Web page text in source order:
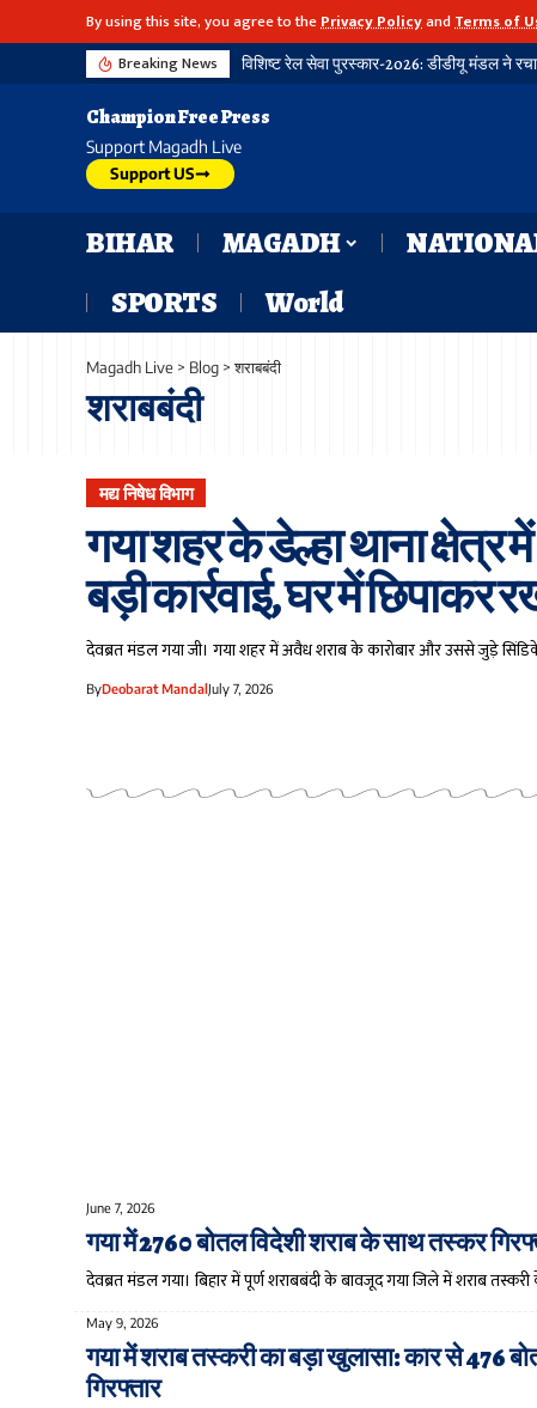
By using this site, you agree to thePrivacy PolicyandTerms of
Breaking News विशिष्ट रेल सेवा पुरस्कार-2026: डीडीयू मंडल ने रचा
Champion Free Press
Support Magadh Live
Support US
BIHAR MAGADH
SPORTS
World
Magadh Live > Blog >शराबबंदी
शराबबंदी
मद्य निषेध विभाग
गया शहर के डेल्हा थाना क्षेत्र
बड़ी कार्रवाई, घर में छिपाकर
देवब्रत मंडल गया जी। गया शहर में अवैध शराब के कारोबार और उससे जुड़े
ByDeobarat MandalJuly 7, 2026
June 7, 2026
गया में 2760 बोतल विदेशी शराब के साथ तस्कर
देवब्रत मंडल गया। बिहार में पूर्ण शराबबंदी के बावजूद गया जिले में शराब
May 9, 2026
गया में शराब तस्करी का बड़ा खुलासा: कार से 476
गिरफ्तार